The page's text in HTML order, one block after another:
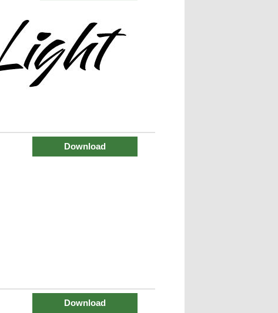
Download
Download